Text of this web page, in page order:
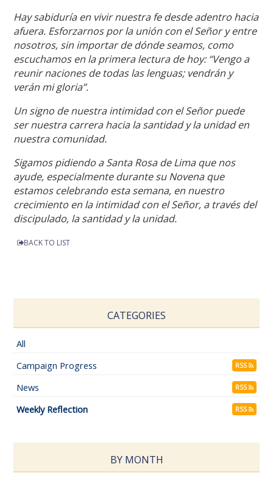
Hay sabiduría en vivir nuestra fe desde adentro hacia
afuera. Esforzarnos por la unión con el Señor y entre
nosotros, sin importar de dónde seamos, como
escuchamos en la primera lectura de hoy: “Vengo a
reunir naciones de todas las lenguas; vendrán y
verán mi gloria”.
Un signo de nuestra intimidad con el Señor puede
ser nuestra carrera hacia la santidad y la unidad en
nuestra comunidad.
Sigamos pidiendo a Santa Rosa de Lima que nos
ayude, especialmente durante su Novena que
estamos celebrando esta semana, en nuestro
crecimiento en la intimidad con el Señor, a través del
discipulado, la santidad y la unidad.
BACK TO LIST
CATEGORIES
All
Campaign Progress
RSS
News RSS
Weekly Reflection RSS
BY MONTH